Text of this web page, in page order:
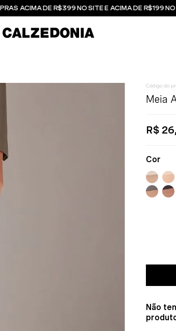
ACIMA DE R$399 NO SITE E ACIMA DE R$199
Meia
R$ 26,
Não